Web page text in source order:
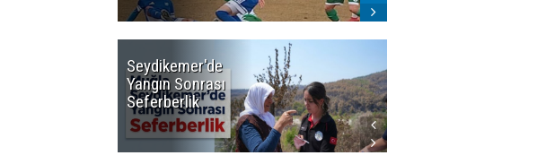
Seydikemer'de
Yangın Sonrası
Seferberlik